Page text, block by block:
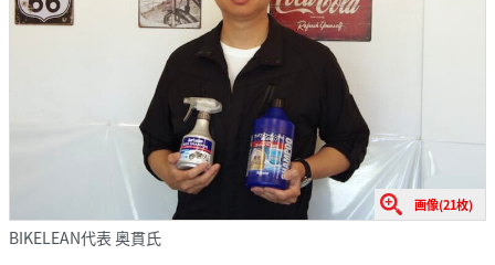
画像(21枚)
BIKELEAN代表 奥貫氏